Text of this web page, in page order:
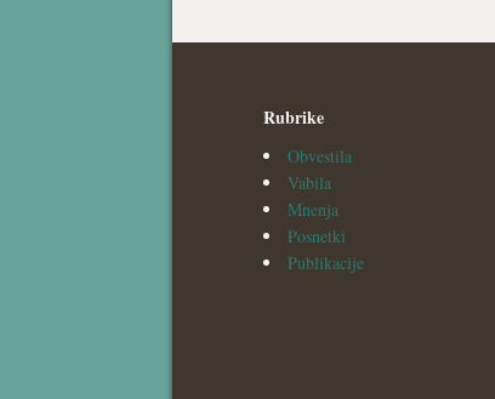
Rubrike
Obvestila
Vabila
Mnenja
Posnetki
Publikacije